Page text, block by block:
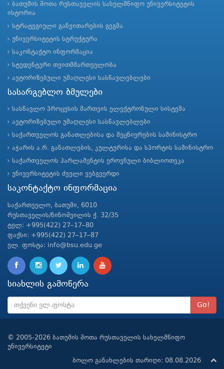
ბათუმის შოთა რუსთაველის სახელმწიფო უნივერსიტეტის
ისტორია
სტრატეგიული განვითარების გეგმა
უნივერსიტეტის სტრუქტურა
საკონტაქტო ინფორმაცია
სტუდენტური თვითმმართველობა
ავტორიზებული უმაღლესი სასწავლებლები
სასარგებლო ბმულები
სასწავლო პროცესის მართვის ელექტრონული სისტემა
ავტორიზებული უმაღლესი სასწავლებლები
საქართველოს განათლებისა და მეცნიერების სამინისტრო
აჭარის ა.რ. განათლების, კულტურისა და სპორტის სამინისტრო
საქართველოს პარლამენტის ეროვნული ბიბლიოთეკა
უნივერსიტეტის ძველი ვებგვერდი
საკონტაქტო ინფორმაცია
საქართველო, ბათუმი, 6010
რუსთაველის/ნინოშვილის ქ. 32/35
ტელ: +995(422) 27–17–80
ფაქსი: +995(422) 27–17–87
ელ. ფოსტა: info@bsu.edu.ge
სიახლის გამოწერა
Go!
© 2005-2026 ბათუმის შოთა რუსთაველის სახელმწიფო
უნივერსიტეტი
ბოლო განახლების თარიღი: 08.08.2026